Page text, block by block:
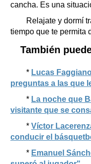
cancha. Es una
Relajate y dormí
tiempo que te permita
También
* Lucas
preguntas a las que
* La noche que
visitante que se
* Víctor
conducir el
* Emanuel